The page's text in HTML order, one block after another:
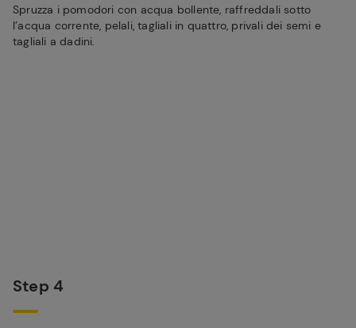
Spruzza i pomodori con acqua bollente, raffreddali sotto
l’acqua corrente, pelali, tagliali in quattro, privali dei semi e
tagliali a dadini.
Step 4